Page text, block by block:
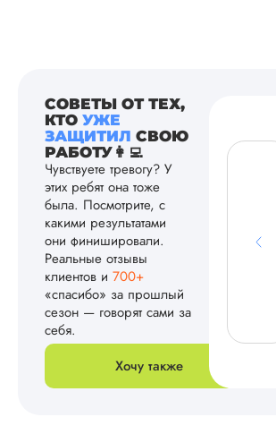
СОВЕТЫ ОТ ТЕХ,
КТО УЖЕ
ЗАЩИТИЛ СВОЮ
РАБОТУ👩‍💻
Чувствуете тревогу? У
этих ребят она тоже
была. Посмотрите, с
какими результатами
они финишировали.
Реальные отзывы
клиентов и 700+
«спасибо» за прошлый
сезон — говорят сами за
себя.
Хочу также